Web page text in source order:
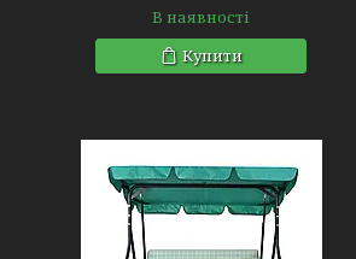
В наявності
Купити